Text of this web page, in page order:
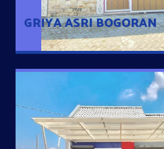
GRIYA ASRI BOGORAN
SURYA MADANI SATU